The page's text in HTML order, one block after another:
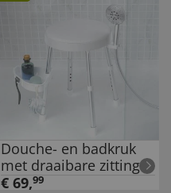
Douche- en badkruk
met draaibare zitting
€ 69,99